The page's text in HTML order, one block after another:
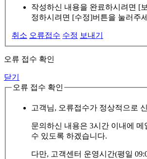
작성하신 내용을 완료하시려면 [
정하시려면 [수정]버튼을 눌러주
취소 오류접수 수정 보내기
오류 접수 확인
닫기
오류 접수 확인
고객님, 오류접수가 정상적으로
문의하신 내용은 3시간 이내에 메
수 있도록 하겠습니다.
다만, 고객센터 운영시간(평일